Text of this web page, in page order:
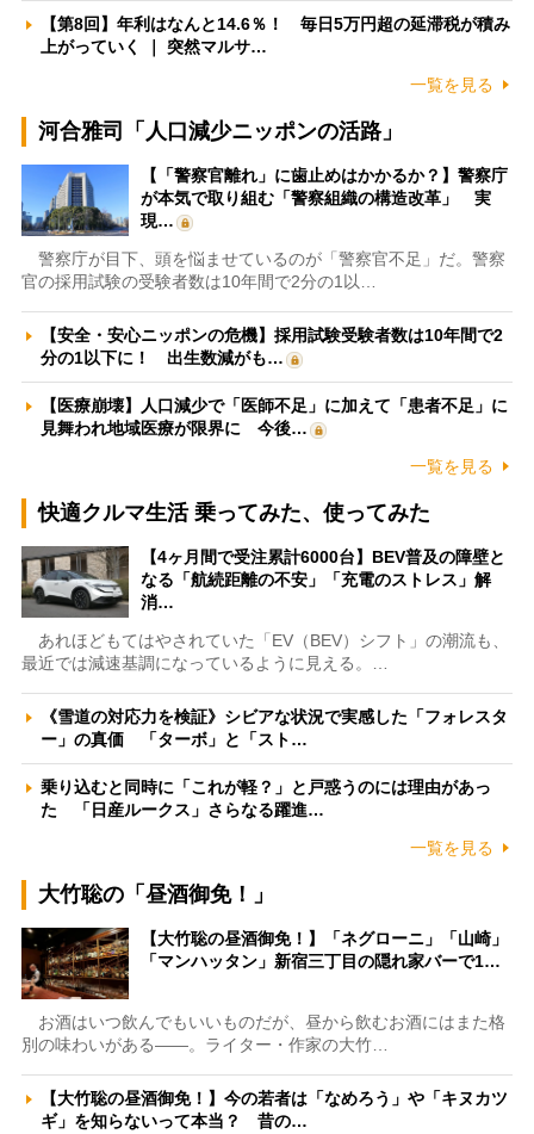
【第8回】年利はなんと14.6％！ 毎日5万円超の延滞税が積み
上がっていく ｜ 突然マルサ…
一覧を見る
河合雅司「人口減少ニッポンの活路」
【「警察官離れ」に歯止めはかかるか？】警察庁
が本気で取り組む「警察組織の構造改革」 実
現…
警察庁が目下、頭を悩ませているのが「警察官不足」だ。警察
官の採用試験の受験者数は10年間で2分の1以…
【安全・安心ニッポンの危機】採用試験受験者数は10年間で2
分の1以下に！ 出生数減がも…
【医療崩壊】人口減少で「医師不足」に加えて「患者不足」に
見舞われ地域医療が限界に 今後…
一覧を見る
快適クルマ生活 乗ってみた、使ってみた
【4ヶ月間で受注累計6000台】BEV普及の障壁と
なる「航続距離の不安」「充電のストレス」解
消…
あれほどもてはやされていた「EV（BEV）シフト」の潮流も、
最近では減速基調になっているように見える。…
《雪道の対応力を検証》シビアな状況で実感した「フォレスタ
ー」の真価 「ターボ」と「スト…
乗り込むと同時に「これが軽？」と戸惑うのには理由があっ
た 「日産ルークス」さらなる躍進…
一覧を見る
大竹聡の「昼酒御免！」
【大竹聡の昼酒御免！】「ネグローニ」「山崎」
「マンハッタン」新宿三丁目の隠れ家バーで1…
お酒はいつ飲んでもいいものだが、昼から飲むお酒にはまた格
別の味わいがある――。ライター・作家の大竹…
【大竹聡の昼酒御免！】今の若者は「なめろう」や「キヌカツ
ギ」を知らないって本当？ 昔の…